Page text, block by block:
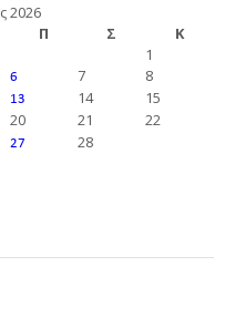
2026
Π Σ
Κ
1
6 7 8
13 14 15
20 21
22
27 28